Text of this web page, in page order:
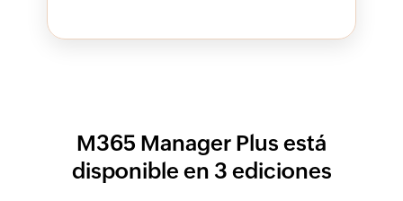
M365 Manager Plus está
disponible en 3 ediciones